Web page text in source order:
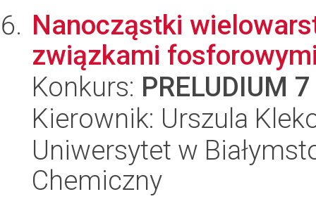
Nanocząstki
związkami
Konkurs: PRELUDIUM 7
Kierownik: Urszula
Uniwersytet w
Chemiczny